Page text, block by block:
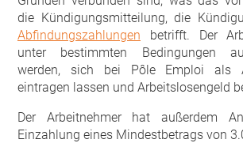
die Kündigungsmitteilung, die
Abfindungszahlungen betrifft. Der
unter bestimmten Bedingungen
werden, sich bei Pôle Emploi als
eintragen lassen und Arbeitslosengeld
Der Arbeitnehmer hat außerdem
Einzahlung eines Mindestbetrags von